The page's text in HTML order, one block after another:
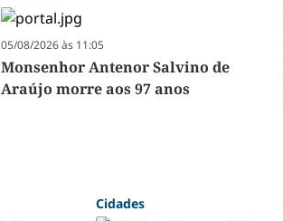
05/08/2026 às 11:05
Monsenhor Antenor Salvino de
Araújo morre aos 97 anos
Cidades